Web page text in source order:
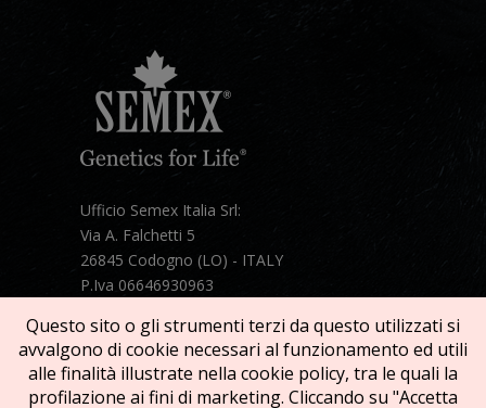
Ufficio Semex Italia Srl:
Via A. Falchetti 5
26845 Codogno (LO) - ITALY
P.Iva 06646930963
Mail: semex@semexitalia.it
Guarda la mappa
Questo sito o gli strumenti terzi da questo utilizzati si
avvalgono di cookie necessari al funzionamento ed utili
alle finalità illustrate nella cookie policy, tra le quali la
profilazione ai fini di marketing. Cliccando su "Accetta